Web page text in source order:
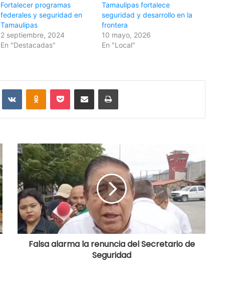
Fortalecer programas
federales y seguridad en
Tamaulipas
2 septiembre, 2024
En "Destacadas"
Tamaulipas fortalece
seguridad y desarrollo en la
frontera
10 mayo, 2026
En "Local"
Falsa alarma la renuncia del Secretario de
Seguridad